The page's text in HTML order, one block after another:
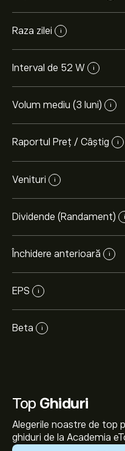
Raza zilei i
Interval de 52 W i
Volum mediu (3 luni) i
Raportul Preț / Câștig i
Venituri i
Dividende (Randament) i
Închidere anterioară i
EPS i
Beta i
Top Ghiduri
Alegerile noastre de top
ghiduri de la Academia